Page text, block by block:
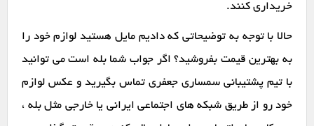
خریداری کنند.
حالا با توجه به توضیحاتی که دادیم مایل هستید لوازم خود را
به بهترین قیمت بفروشید؟ اگر جواب شما بله است می توانید
با تیم پشتیبانی سمساری جعفری تماس بگیرید و عکس لوازم
خود رو از طریق شبکه های اجتماعی ایرانی یا خارجی مثل بله ،